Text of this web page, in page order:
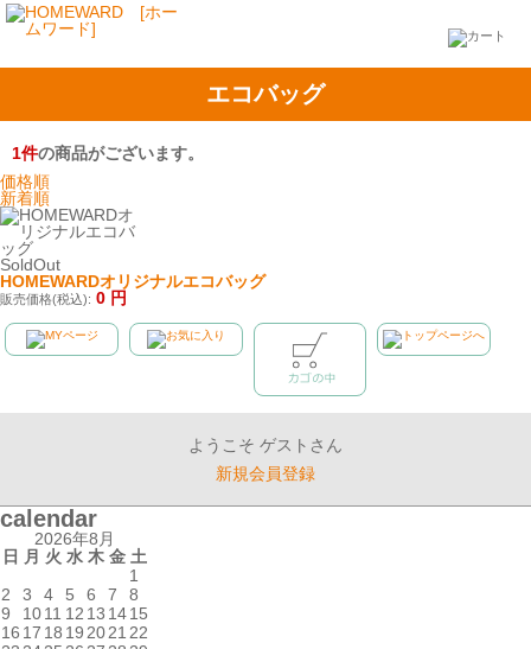
エコバッグ
1件の商品がございます。
価格順
新着順
SoldOut
HOMEWARDオリジナルエコバッグ
販売価格(税込): 0 円
ようこそ ゲストさん
新規会員登録
calendar
2026年8月
日
月 火 水 木 金 土
1
2
3 4 5 6 7
8
9
1011 12 13 1415
16 17 18 19 2021 22